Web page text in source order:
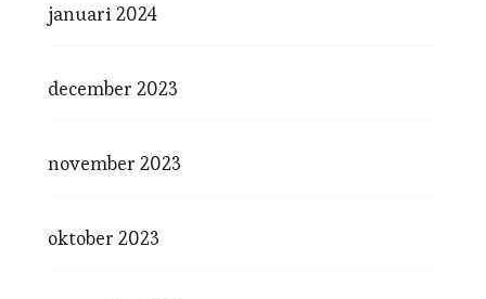
januari 2024
december 2023
november 2023
oktober 2023